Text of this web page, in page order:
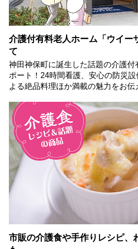
介護付有料老人ホーム「ウイー
て
神田神保町に誕生した話題の介護付
ポート！24時間看護、安心の防災
よる絶品料理ほか満載の魅力をお伝
市販の介護食や手作りレシピ、